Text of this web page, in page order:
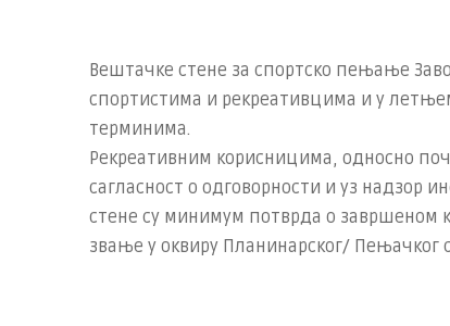
Вештачке стене за спортско пењање
спортистима и рекреативцима и у
терминима.
Рекреативним корисницима, односно
сагласност о одговорности и уз надзор
стене су минимум потврда о завршеном
звање у оквиру Планинарског/ Пењачког